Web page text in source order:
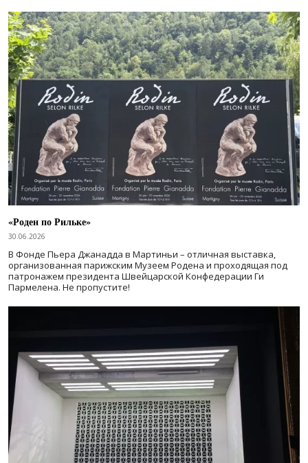
«Роден по Рильке»
30.06.2026
В Фонде Пьера Джанадда в Мартиньи – отличная выставка,
организованная парижским Музеем Родена и проходящая под
патронажем президента Швейцарской Конфедерации Ги
Пармелена. Не пропустите!